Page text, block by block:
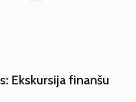
Ekskursija finanšu